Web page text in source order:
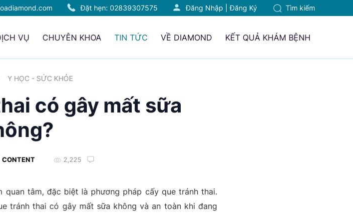
Tìm kiếm
Đăng Nhập |Đăng Ký
Đặt hẹn: 02839307575
VỤ CHUYÊN KHOA TIN TỨC VỀ DIAMOND KẾT QUẢ KHÁM BỆNH
Y HỌC - SỨC KHỎE
có gây mất sữa
CONTENT 2,225
quan tâm, đặc biệt là phương pháp cấy que tránh thai.
tránh thai có gây mất sữa không và an toàn khi đang